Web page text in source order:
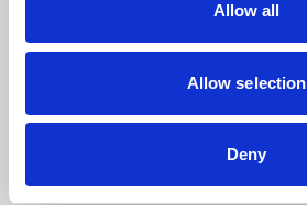
Allow all
Allow selection
Deny